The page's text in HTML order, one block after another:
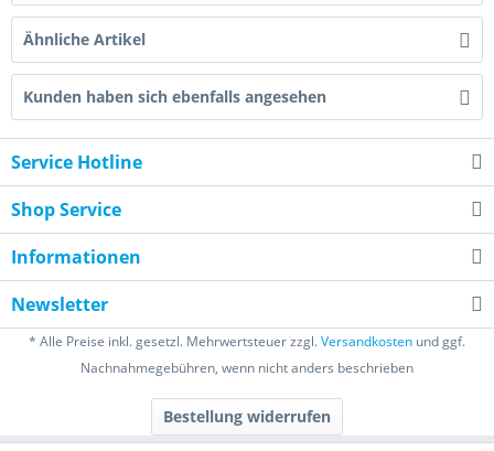
Ähnliche Artikel
Kunden haben sich ebenfalls angesehen
Service Hotline
Shop Service
Informationen
Newsletter
* Alle Preise inkl. gesetzl. Mehrwertsteuer zzgl.Versandkosten und ggf.
Nachnahmegebühren, wenn nicht anders beschrieben
Bestellung widerrufen